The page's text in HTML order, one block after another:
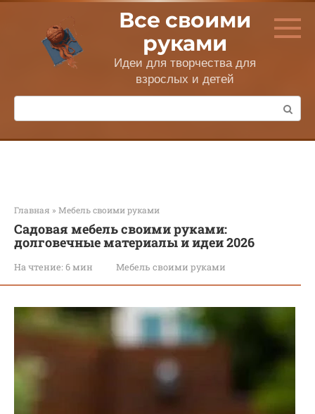
Перейти
контенту
Все своими
руками
Идеи для творчества для
взрослых и детей
Поиск:
Главная » Мебель своими руками
Садовая мебель своими руками:
долговечные материалы и идеи 2026
На чтение: 6 мин Мебель своими руками